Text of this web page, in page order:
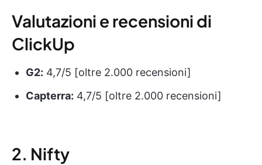
Valutazioni e recensioni di
ClickUp
G2: 4,7/5 [oltre 2.000 recensioni]
Capterra: 4,7/5 [oltre 2.000 recensioni]
2. Nifty